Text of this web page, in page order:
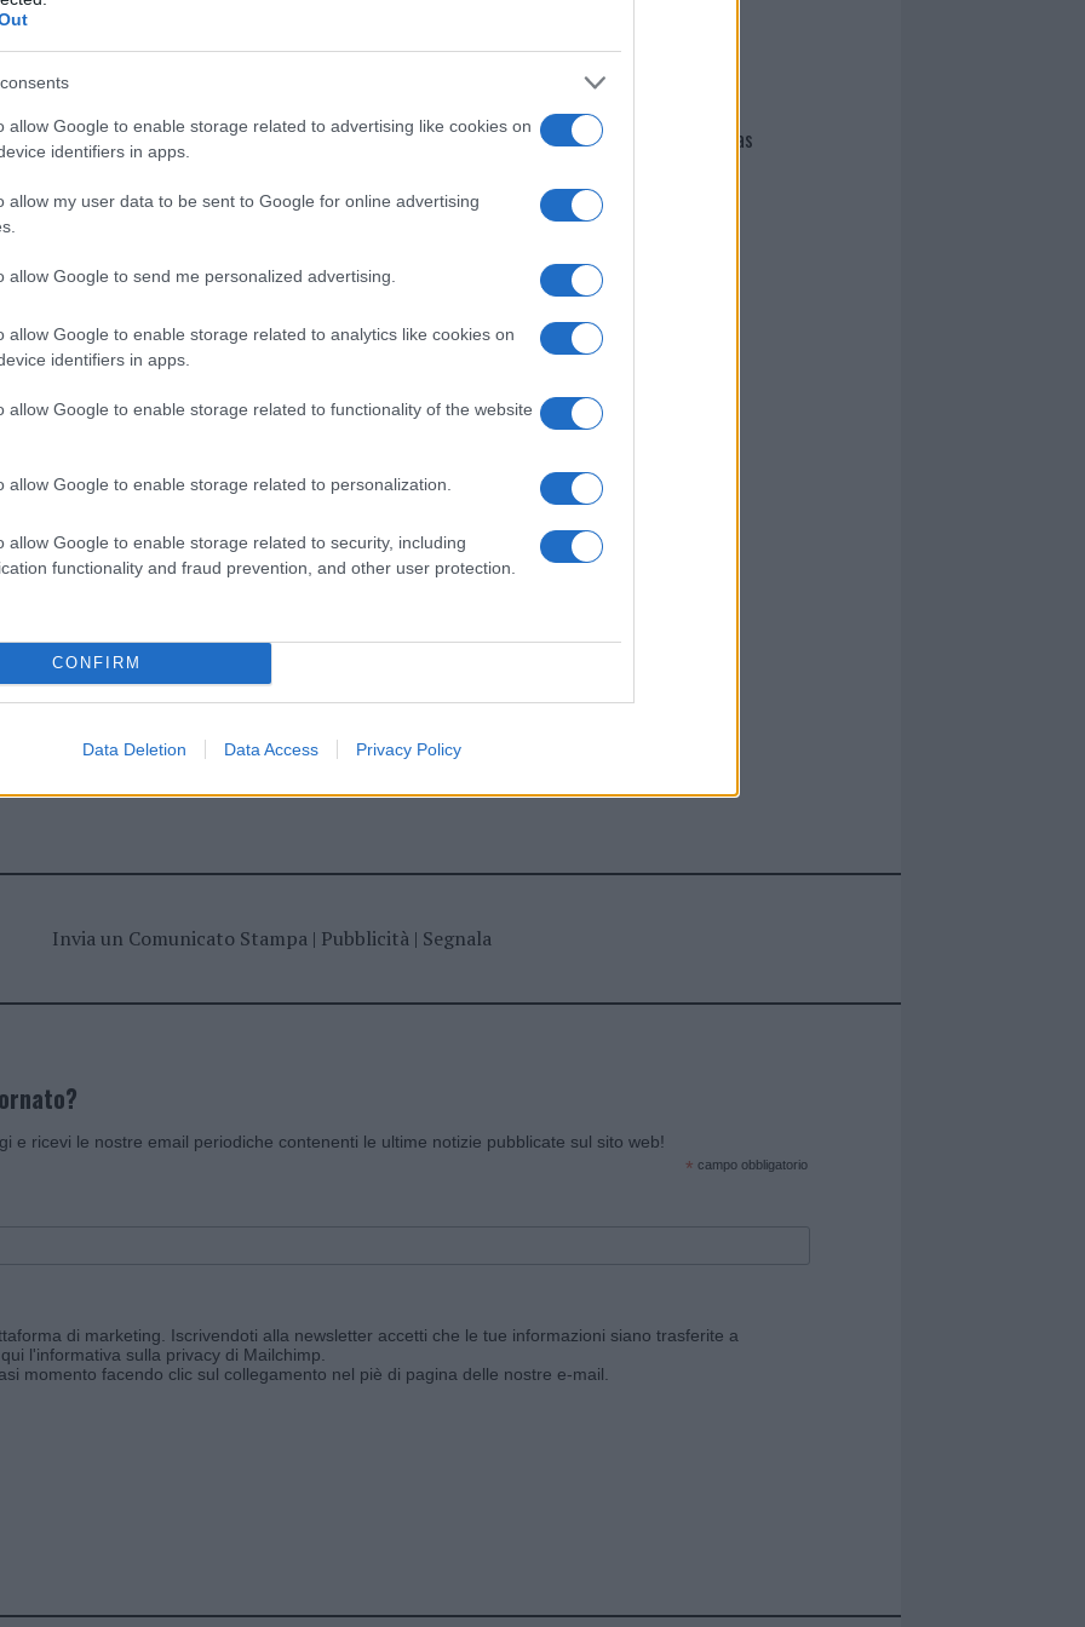
allow Google to enable storage related to advertising like cookies on
identifiers in apps.
allow my user data to be sent to Google for online advertising
allow Google to send me personalized advertising.
allow Google to enable storage related to analytics like cookies on
identifiers in apps.
allow Google to enable storage related to functionality of the website
allow Google to enable storage related to personalization.
allow Google to enable storage related to security, including
functionality and fraud prevention, and other user protection.
CONFIRM
Data Deletion Data Access Privacy Policy
della musica in Sardegna e alla crescita
–afferma la neo direttrice Cocco–
della scuola civica “Gallura”,
insieme a tutto il corpo docente, un
concreto, ritagliato sulla forte esigenza
e attento alle
cliccandoqui
nella sezione Login
dal menù del sito o
Giovannimaria Cabras
Invia un Comunicato Stampa| Pubblicità| Segnala
e ricevi le nostre email periodiche contenenti le ultime notizie pubblicate sul sito web!
* campo obbligatorio
di marketing. Iscrivendoti alla newsletter accetti che le tue informazioni siano trasferite a
l'informativa sulla privacy di Mailchimp
momento facendo clic sul collegamento nel piè di pagina delle nostre e-mail.